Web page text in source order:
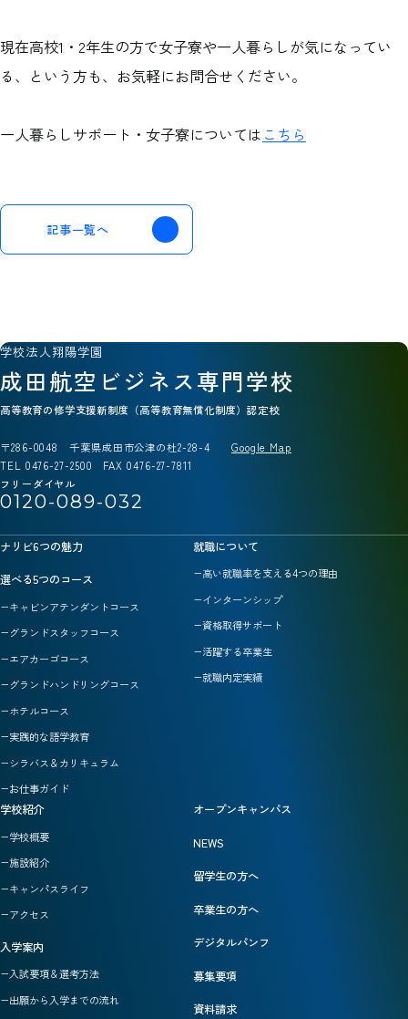
現在高校1・2年生の方で女子寮や一人暮らしが気になってい
る、という方も、お気軽にお問合せください。
一人暮らしサポート・女子寮については こちら
記事一覧へ
学校法人翔陽学園
成田航空ビジネス専門学校
高等教育の修学支援新制度（高等教育無償化制度）認定校
〒286-0048 千葉県成田市公津の杜2-28-4
Google Map
TEL 0476-27-2500 FAX 0476-27-7811
フリーダイヤル
0120-089-032
ナリビ6つの魅力
選べる5つのコース
キャビンアテンダントコース
グランドスタッフコース
エアカーゴコース
グランドハンドリングコース
ホテルコース
実践的な語学教育
シラバス＆カリキュラム
お仕事ガイド
就職について
高い就職率を支える4つの理由
インターンシップ
資格取得サポート
活躍する卒業生
就職内定実績
学校紹介
学校概要
施設紹介
キャンパスライフ
アクセス
入学案内
入試要項＆選考方法
出願から入学までの流れ
オープンキャンパス
NEWS
留学生の方へ
卒業生の方へ
デジタルパンフ
募集要項
資料請求